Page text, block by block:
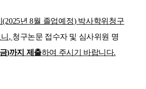
(2025년8월 졸업예정) 박사학위청구
, 청구논문 접수자 및 심사위원 명
)까지 제출하여 주시기 바랍니다.